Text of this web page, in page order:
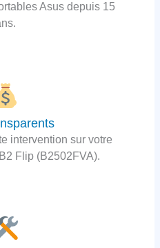
Asus depuis 15
intervention sur votre
Flip (B2502FVA).